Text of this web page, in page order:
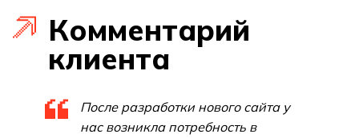
Комментарий
клиента
После разработки нового сайта у
нас возникла потребность в